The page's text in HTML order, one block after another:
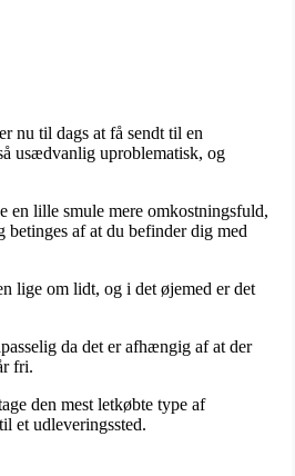
nu til dags at få sendt til en
usædvanlig uproblematisk, og
en lille smule mere omkostningsfuld,
af at du befinder dig med
lige om lidt, og i det øjemed er det
da det er afhængig af at der
fri.
den mest letkøbte type af
et udleveringssted.